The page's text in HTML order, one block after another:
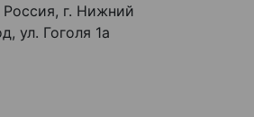
г. Нижний
ул. Гоголя 1а